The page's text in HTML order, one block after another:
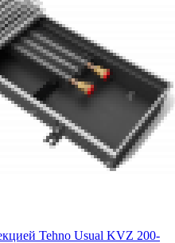
Tehno Usual KVZ 200-